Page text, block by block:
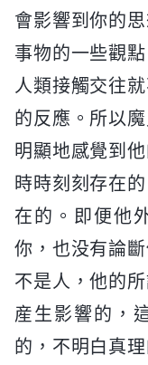
會影響到你的
事物的一些觀
人類接觸交往
的反應。所以
明顯地感覺到
時時刻刻存在
在的。即便他
你，也没有論
不是人，他的
産生影響的，
的，不明白真